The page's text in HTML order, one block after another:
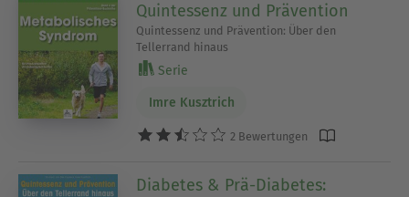
Quintessenz und Prävention
Quintessenz und Prävention: Über den
Tellerrand hinaus
Serie
Imre Kusztrich
2 Bewertungen
Diabetes & Prä-Diabetes: